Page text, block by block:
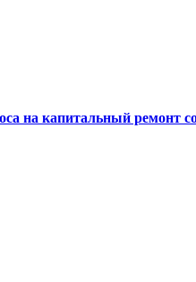
на капитальный